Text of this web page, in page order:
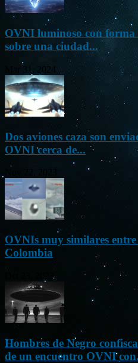
OVNI luminoso con forma
sobre una ciudad...
Mar 31, 2024
Dos aviones caza son
OVNI cerca de...
OVNIs muy similares
Colombia
Oct 23, 2023
Hombres de Negro
de un encuentro OVNI